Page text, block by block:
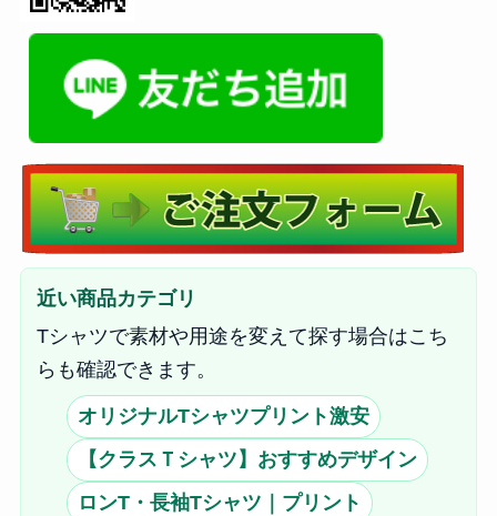
近い商品カテゴリ
Tシャツで素材や用途を変えて探す場合はこち
らも確認できます。
オリジナルTシャツプリント激安
【クラスＴシャツ】おすすめデザイン
ロンT・長袖Tシャツ｜プリント